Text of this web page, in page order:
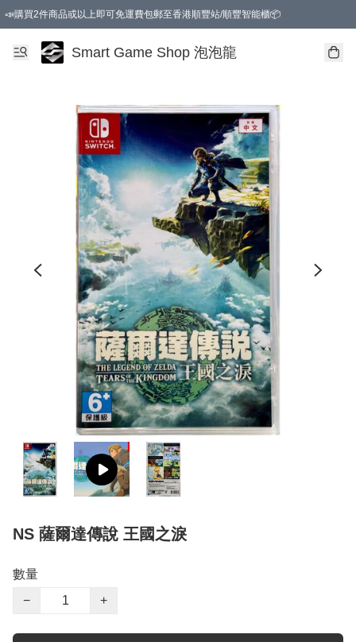
📣購買2件商品或以上即可免運費包郵至香港順豐站/順豐智能櫃📦
Smart Game Shop 泡泡龍
NS 薩爾達傳說 王國之淚
數量
−
+